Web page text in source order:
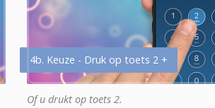
4b. Keuze - Druk op toets 2 +
Of u drukt op toets 2.